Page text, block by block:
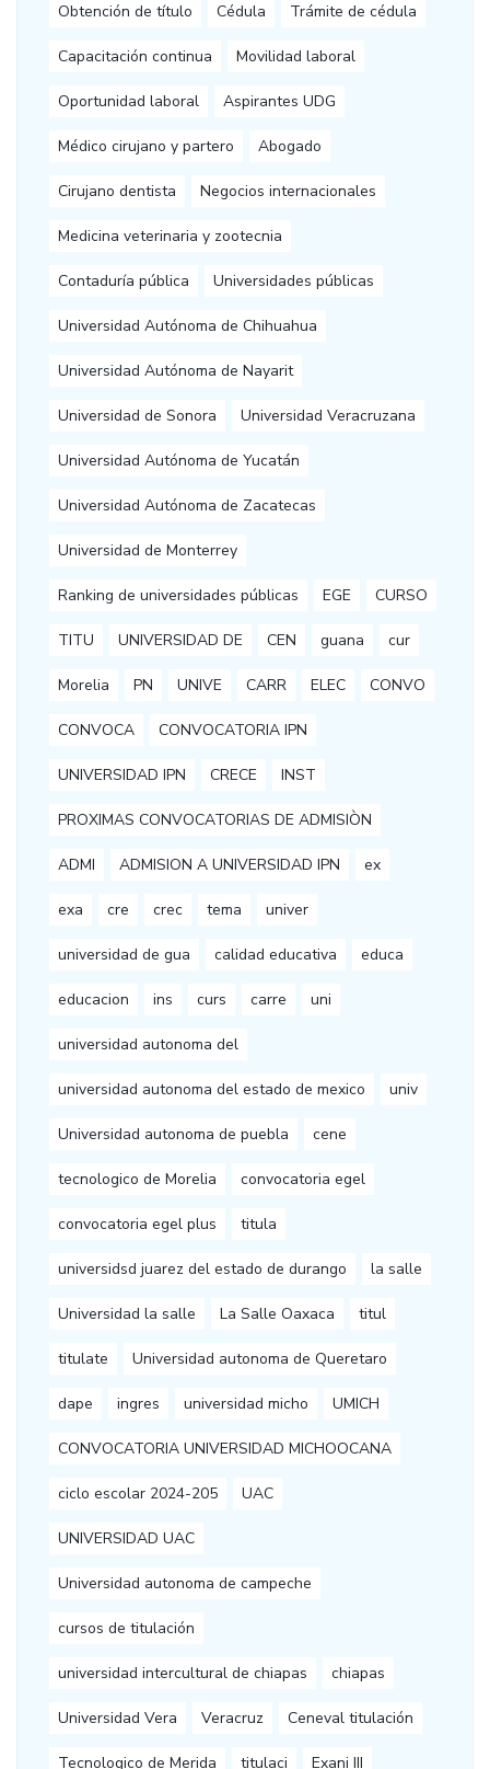
Obtención de título Cédula Trámite de cédula
Capacitación continua Movilidad laboral
Oportunidad laboral Aspirantes UDG
Médico cirujano y partero Abogado
Cirujano dentista Negocios internacionales
Medicina veterinaria y zootecnia
Contaduría pública Universidades públicas
Universidad Autónoma de Chihuahua
Universidad Autónoma de Nayarit
Universidad de Sonora Universidad Veracruzana
Universidad Autónoma de Yucatán
Universidad Autónoma de Zacatecas
Universidad de Monterrey
Ranking de universidades públicas EGE CURSO
TITU UNIVERSIDAD DE CEN guana cur
Morelia PN UNIVE CARR ELEC CONVO
CONVOCA CONVOCATORIA IPN
UNIVERSIDAD IPN CRECE INST
PROXIMAS CONVOCATORIAS DE ADMISIÒN
ADMI ADMISION A UNIVERSIDAD IPN ex
exa cre crec tema univer
universidad de gua calidad educativa educa
educacion ins curs carre uni
universidad autonoma del
universidad autonoma del estado de mexico univ
Universidad autonoma de puebla cene
tecnologico de Morelia convocatoria egel
convocatoria egel plus titula
universidsd juarez del estado de durango la salle
Universidad la salle La Salle Oaxaca titul
titulate Universidad autonoma de Queretaro
dape ingres universidad micho UMICH
CONVOCATORIA UNIVERSIDAD MICHOOCANA
ciclo escolar 2024-205 UAC
UNIVERSIDAD UAC
Universidad autonoma de campeche
cursos de titulación
universidad intercultural de chiapas chiapas
Universidad Vera Veracruz Ceneval titulación
Tecnologico de Merida titulaci Exani III